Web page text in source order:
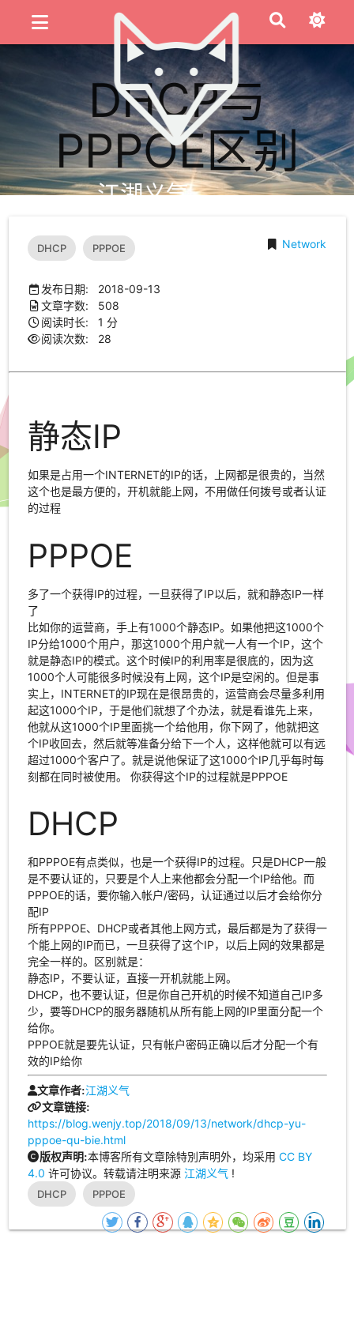
江湖义气
DHCP与
PPPOE区别
DHCP PPPOE Network
发布日期: 2018-09-13
文章字数: 508
阅读时长: 1 分
阅读次数: 28
静态IP
如果是占用一个INTERNET的IP的话，上网都是很贵的，当然
这个也是最方便的，开机就能上网，不用做任何拨号或者认证
的过程
PPPOE
多了一个获得IP的过程，一旦获得了IP以后，就和静态IP一样
了
比如你的运营商，手上有1000个静态IP。如果他把这1000个
IP分给1000个用户，那这1000个用户就一人有一个IP，这个
就是静态IP的模式。这个时候IP的利用率是很底的，因为这
1000个人可能很多时候没有上网，这个IP是空闲的。但是事
实上，INTERNET的IP现在是很昂贵的，运营商会尽量多利用
起这1000个IP，于是他们就想了个办法，就是看谁先上来，
他就从这1000个IP里面挑一个给他用，你下网了，他就把这
个IP收回去，然后就等准备分给下一个人，这样他就可以有远
超过1000个客户了。就是说他保证了这1000个IP几乎每时每
刻都在同时被使用。 你获得这个IP的过程就是PPPOE
DHCP
和PPPOE有点类似，也是一个获得IP的过程。只是DHCP一般
是不要认证的，只要是个人上来他都会分配一个IP给他。而
PPPOE的话，要你输入帐户/密码，认证通过以后才会给你分
配IP
所有PPPOE、DHCP或者其他上网方式，最后都是为了获得一
个能上网的IP而已，一旦获得了这个IP，以后上网的效果都是
完全一样的。区别就是：
静态IP，不要认证，直接一开机就能上网。
DHCP，也不要认证，但是你自己开机的时候不知道自己IP多
少，要等DHCP的服务器随机从所有能上网的IP里面分配一个
给你。
PPPOE就是要先认证，只有帐户密码正确以后才分配一个有
效的IP给你
文章作者:江湖义气
文章链接:
https://blog.wenjy.top/2018/09/13/network/dhcp-yu-
pppoe-qu-bie.html
版权声明:本博客所有文章除特別声明外，均采用 CC BY
4.0 许可协议。转载请注明来源 江湖义气!
DHCP PPPOE